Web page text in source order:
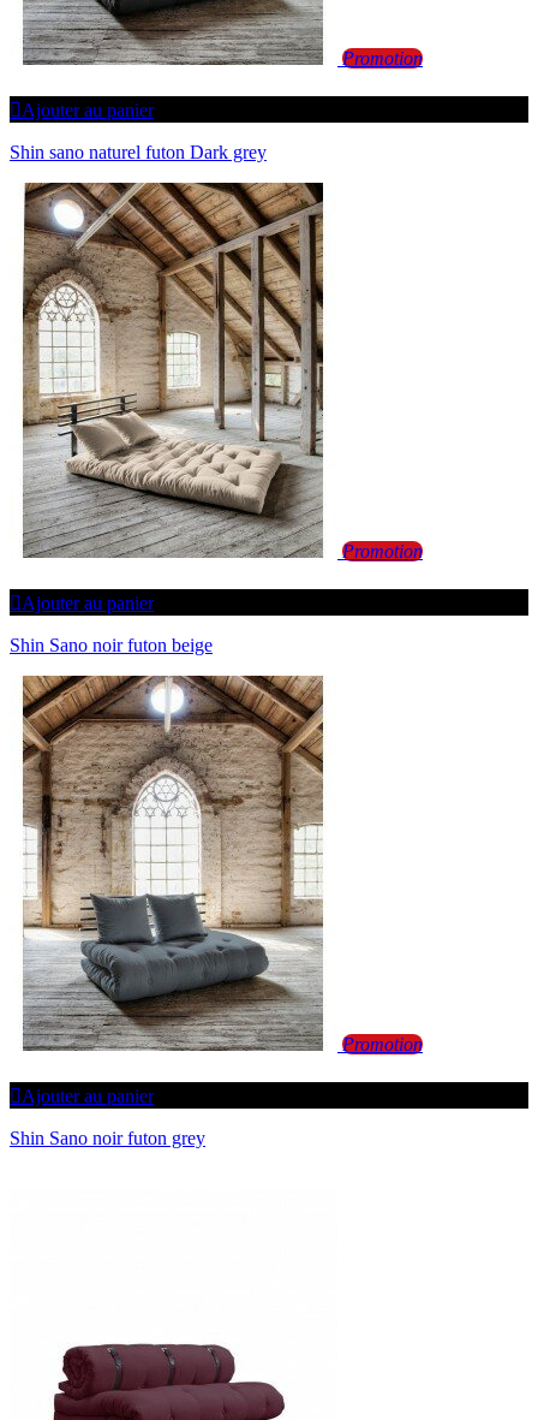
Promotion
Ajouter au panier
Shin sano naturel futon Dark grey
Promotion
Ajouter au panier
Shin Sano noir futon beige
Promotion
Ajouter au panier
Shin Sano noir futon grey